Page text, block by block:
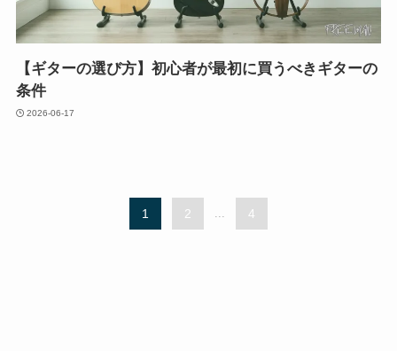
【ギターの選び方】初心者が最初に買うべきギターの
条件
2026-06-17
1 2 ... 4